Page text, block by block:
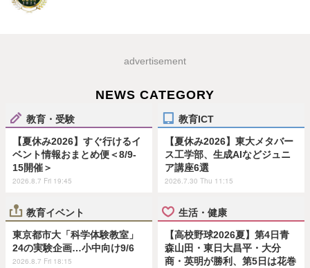
advertisement
NEWS CATEGORY
教育・受験
【夏休み2026】すぐ行けるイ
ベント情報おまとめ便＜8/9-
15開催＞
2026.8.7 Fri 19:45
教育ICT
【夏休み2026】東大メタバー
ス工学部、生成AIなどジュニ
ア講座6選
2026.7.30 Thu 11:15
教育イベント
東京都市大「科学体験教室」
24の実験企画…小中向け9/6
2026.8.7 Fri 18:15
生活・健康
【高校野球2026夏】第4日青
森山田・東日大昌平・大分
商・英明が勝利、第5日は花巻